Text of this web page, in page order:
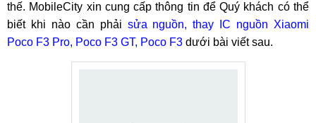
thế. MobileCity xin cung cấp thông tin để Quý khách có thể
biết khi nào cần phải sửa nguồn, thay IC nguồn Xiaomi
Poco F3 Pro, Poco F3 GT, Poco F3 dưới bài viết sau.